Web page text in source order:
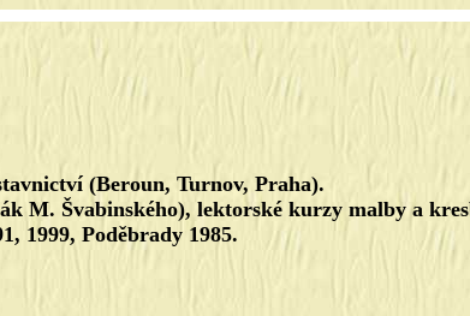
(Beroun, Turnov, Praha).
M. Švabinského), lektorské kurzy malby a
1999, Poděbrady 1985.